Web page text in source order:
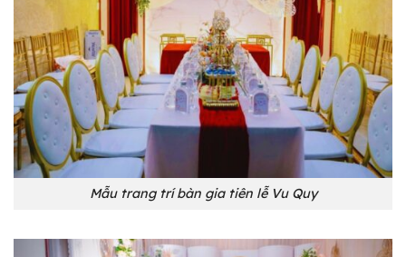
Mẫu trang trí bàn gia tiên lễ Vu Quy